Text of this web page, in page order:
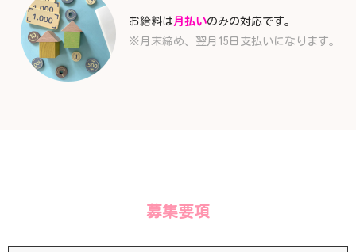
お給料は月払いのみの対応です。
※月末締め、翌月15日支払いになります。
募集要項